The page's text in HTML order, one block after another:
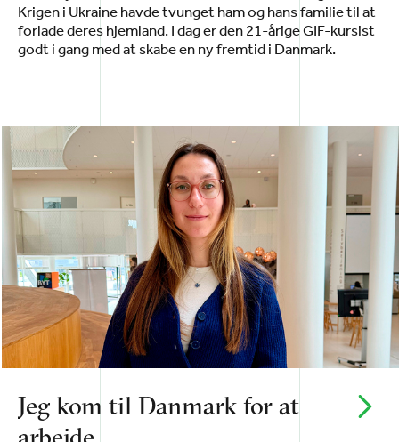
Krigen i Ukraine havde tvunget ham og hans familie til at
forlade deres hjemland. I dag er den 21-årige GIF-kursist
godt i gang med at skabe en ny fremtid i Danmark.
Jeg kom til Danmark for at